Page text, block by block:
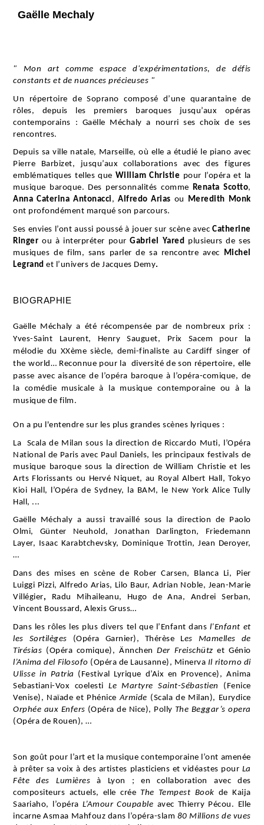
Gaëlle Mechaly
" Mon art comme espace d'expérimentations, de défis
constants et de nuances précieuses "
Un répertoire de Soprano composé d’une quarantaine de
rôles, depuis les premiers baroques jusqu’aux opéras
contemporains : Gaëlle Méchaly a nourri ses choix de ses
rencontres.
Depuis sa ville natale, Marseille, où elle a étudié le piano avec
Pierre Barbizet, jusqu’aux collaborations avec des figures
emblématiques telles que William Christie pour l’opéra et la
musique baroque. Des personnalités comme Renata Scotto,
Anna Caterina Antonacci ,Alfredo Arias ou Meredith Monk
ont profondément marqué son parcours.
Ses envies l’ont aussi poussé à jouer sur scène avecCatherine
Ringer ou à interpréter pourGabriel Yared plusieurs de ses
musiques de film, sans parler de sa rencontre avec Michel
Legrandet l’univers de Jacques Demy.
BIOGRAPHIE
Gaëlle Méchaly a été récompensée par de nombreux prix :
Yves-Saint Laurent, Henry Sauguet, Prix Sacem pour la
mélodie du XXème siècle, demi-finaliste au Cardiff singer of
the world… Reconnue pour la diversité de son répertoire, elle
passe avec aisance de l’opéra baroque à l’opéra-comique, de
la comédie musicale à la musique contemporaine ou à la
musique de film.
On a pu l'entendre sur les plus grandes scènes lyriques :
La Scala de Milan sous la direction de Riccardo Muti, l’Opéra
National de Paris avec Paul Daniels, les principaux festivals de
musique baroque sous la direction de William Christie et les
Arts Florissants ou Hervé Niquet, au Royal Albert Hall, Tokyo
Kioi Hall, l’Opéra de Sydney, la BAM, le New York Alice Tully
Hall, ...
Gaëlle Méchaly a aussi travaillé sous la direction de Paolo
Olmi, Günter Neuhold, Jonathan Darlington, Friedemann
Layer, Isaac Karabtchevsky, Dominique Trottin, Jean Deroyer,
…
Dans des mises en scène de Rober Carsen, Blanca Li, Pier
Luiggi Pizzi, Alfredo Arias, Lilo Baur, Adrian Noble, Jean-Marie
Villégier, Radu Mihaileanu, Hugo de Ana, Andrei Serban,
Vincent Boussard, Alexis Gruss…
Dans les rôles les plus divers tel que l’Enfant dans l’Enfant et
les Sortilèges (Opéra Garnier), Thérèse Les Mamelles de
Tirésias (Opéra comique), ÄnnchenDer Freischütz et Génio
l’Anima del Filosofo (Opéra de Lausanne), Minerva Il ritorno di
Ulisse in Patria (Festival Lyrique d’Aix en Provence), Anima
Sebastiani-Vox coelestiLe Martyre Saint-Sébastien (Fenice
Venise), Naïade et PhéniceArmide (Scala de Milan), Eurydice
Orphée aux Enfers (Opéra de Nice), Polly The Beggar’s opera
(Opéra de Rouen), …
Son goût pour l’art et la musique contemporaine l’ont amenée
à prêter sa voix à des artistes plasticiens et vidéastes pour La
Fête des Lumières à Lyon ; en collaboration avec des
compositeurs actuels, elle créeThe Tempest Book de Kaija
Saariaho, l’opéra L’Amour Coupable avec Thierry Pécou. Elle
incarne Asmaa Mahfouz dans l’opéra-slam 80 Millions de vues